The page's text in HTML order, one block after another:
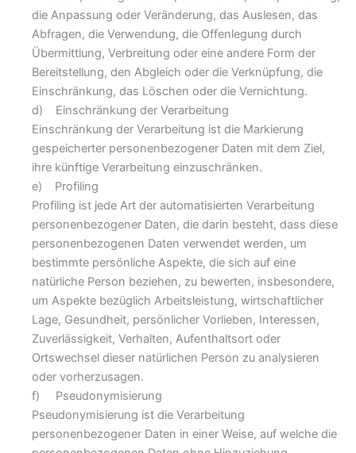
die Anpassung oder Veränderung, das Auslesen, das
Abfragen, die Verwendung, die Offenlegung durch
Übermittlung, Verbreitung oder eine andere Form der
Bereitstellung, den Abgleich oder die Verknüpfung, die
Einschränkung, das Löschen oder die Vernichtung.
d) Einschränkung der Verarbeitung
Einschränkung der Verarbeitung ist die Markierung
gespeicherter personenbezogener Daten mit dem Ziel,
ihre künftige Verarbeitung einzuschränken.
e) Profiling
Profiling ist jede Art der automatisierten Verarbeitung
personenbezogener Daten, die darin besteht, dass diese
personenbezogenen Daten verwendet werden, um
bestimmte persönliche Aspekte, die sich auf eine
natürliche Person beziehen, zu bewerten, insbesondere,
um Aspekte bezüglich Arbeitsleistung, wirtschaftlicher
Lage, Gesundheit, persönlicher Vorlieben, Interessen,
Zuverlässigkeit, Verhalten, Aufenthaltsort oder
Ortswechsel dieser natürlichen Person zu analysieren
oder vorherzusagen.
f) Pseudonymisierung
Pseudonymisierung ist die Verarbeitung
personenbezogener Daten in einer Weise, auf welche die